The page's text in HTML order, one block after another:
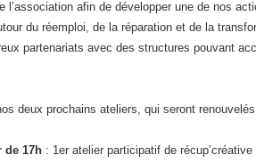
afin de développer une de nos
du réemploi, de la réparation et de la
partenariats avec des structures pouvant
deux prochains ateliers, qui seront
de 17h : 1er atelier participatif de récup’créative